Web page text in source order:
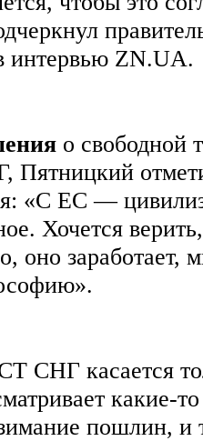
интервью ZN.UA.
о свободной
«С ЕС —
Хочется
оно заработает,
СНГ касается
какие-
пошлин, и